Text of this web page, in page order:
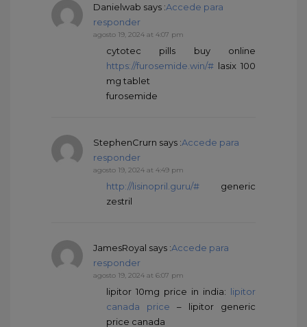
Danielwab says :Accede para
responder
agosto 19, 2024 at 4:07 pm
cytotec pills buy online
https://furosemide.win/# lasix 100
mg tablet
furosemide
StephenCrurn says :Accede para
responder
agosto 19, 2024 at 4:49 pm
http://lisinopril.guru/# generic
zestril
JamesRoyal says :Accede para
responder
agosto 19, 2024 at 6:07 pm
lipitor 10mg price in india: lipitor
canada price – lipitor generic
price canada